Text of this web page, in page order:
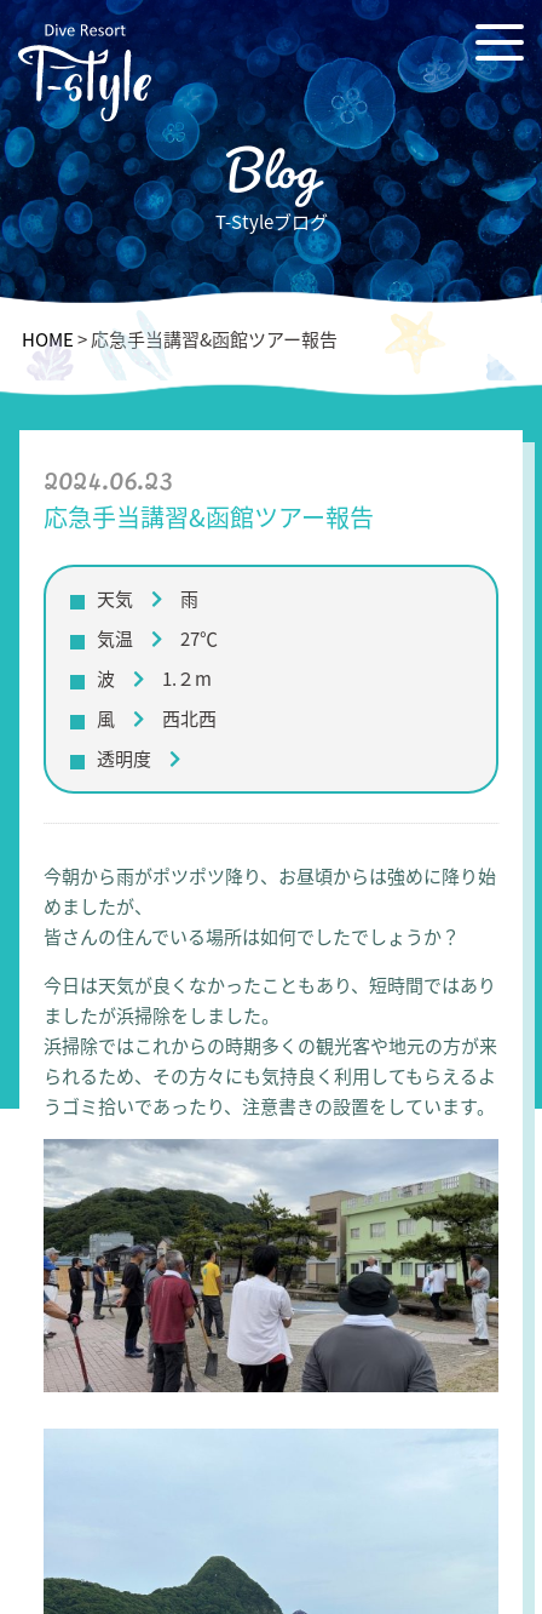
Blog
T-Styleブログ
HOME>応急手当講習&函館ツアー報告
2024.06.23
応急手当講習&函館ツアー報告
天気
雨
気温
27℃
波
1.２m
風
西北西
透明度
今朝から雨がポツポツ降り、お昼頃からは強めに降り始
めましたが、
皆さんの住んでいる場所は如何でしたでしょうか？
今日は天気が良くなかったこともあり、短時間ではあり
ましたが浜掃除をしました。
浜掃除ではこれからの時期多くの観光客や地元の方が来
られるため、その方々にも気持良く利用してもらえるよ
うゴミ拾いであったり、注意書きの設置をしています。